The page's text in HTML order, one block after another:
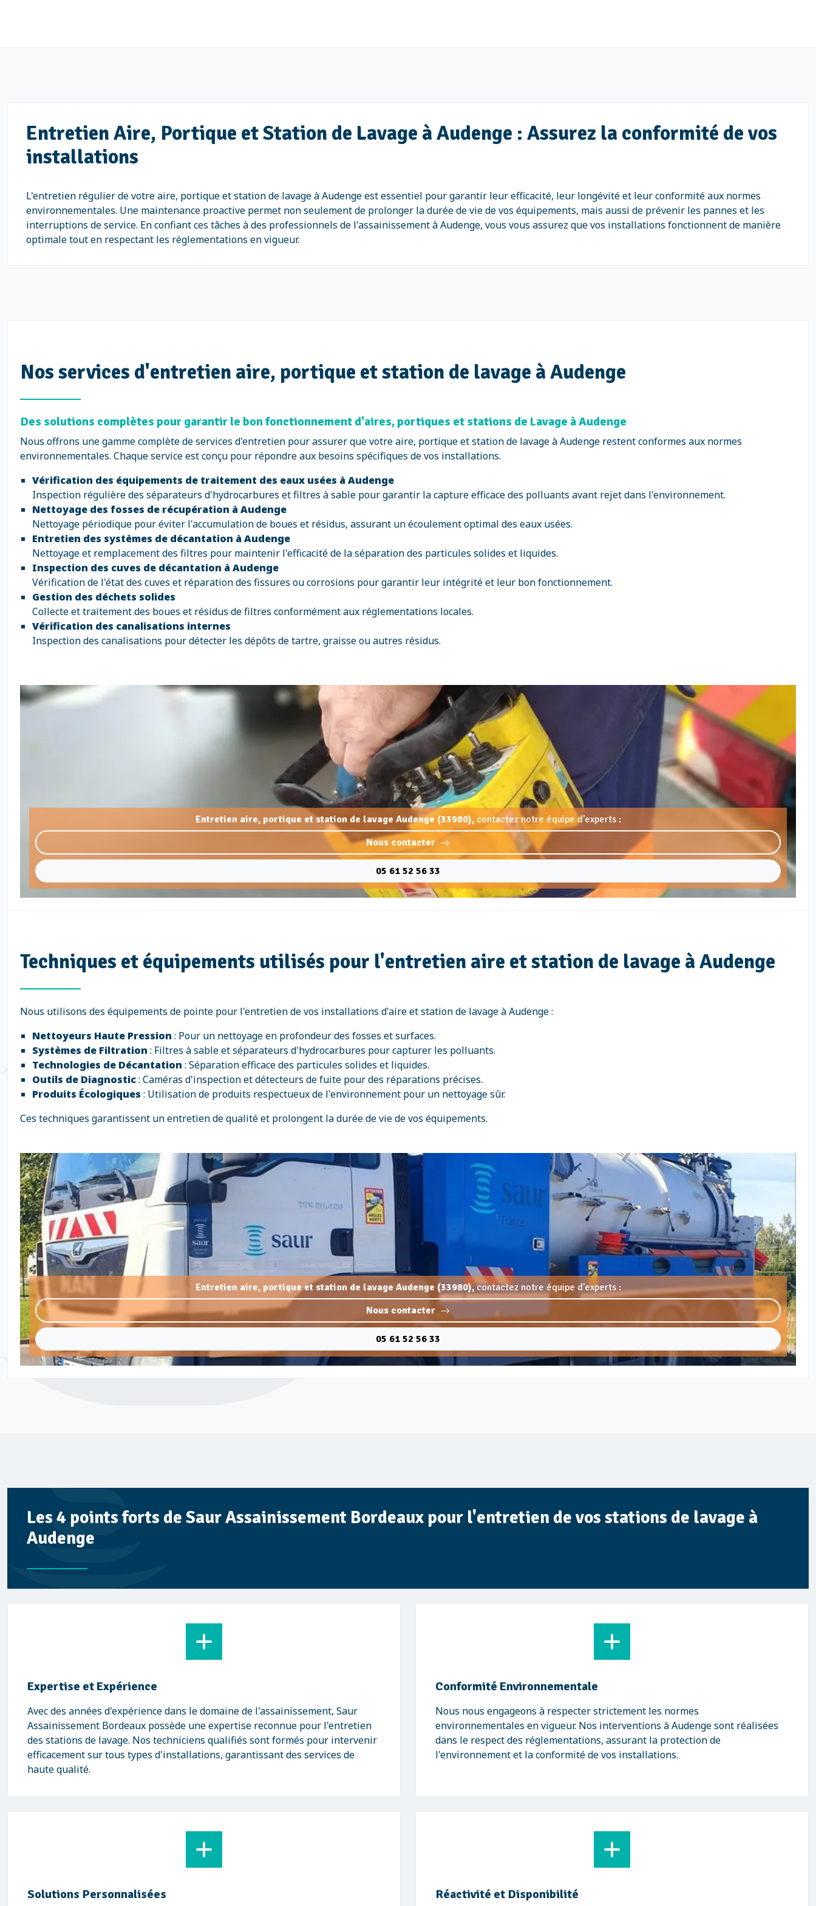
Entretien Aire, Portique et Station de Lavage à Audenge : Assurez la conformité de vos
installations
L'entretien régulier de votre aire, portique et station de lavage à Audenge est essentiel pour garantir leur efficacité, leur longévité et leur conformité aux normes
environnementales. Une maintenance proactive permet non seulement de prolonger la durée de vie de vos équipements, mais aussi de prévenir les pannes et les
interruptions de service. En confiant ces tâches à des professionnels de l'assainissement à Audenge, vous vous assurez que vos installations fonctionnent de manière
optimale tout en respectant les réglementations en vigueur.
Nos services d'entretien aire, portique et station de lavage à Audenge
Des solutions complètes pour garantir le bon fonctionnement d'aires, portiques et stations de Lavage à Audenge
Nous offrons une gamme complète de services d'entretien pour assurer que votre aire, portique et station de lavage à Audenge restent conformes aux normes
environnementales. Chaque service est conçu pour répondre aux besoins spécifiques de vos installations.
Vérification des équipements de traitement des eaux usées à Audenge
Inspection régulière des séparateurs d'hydrocarbures et filtres à sable pour garantir la capture efficace des polluants avant rejet dans l'environnement.
Nettoyage des fosses de récupération à Audenge
Nettoyage périodique pour éviter l'accumulation de boues et résidus, assurant un écoulement optimal des eaux usées.
Entretien des systèmes de décantation à Audenge
Nettoyage et remplacement des filtres pour maintenir l'efficacité de la séparation des particules solides et liquides.
Inspection des cuves de décantation à Audenge
Vérification de l'état des cuves et réparation des fissures ou corrosions pour garantir leur intégrité et leur bon fonctionnement.
Gestion des déchets solides
Collecte et traitement des boues et résidus de filtres conformément aux réglementations locales.
Vérification des canalisations internes
Inspection des canalisations pour détecter les dépôts de tartre, graisse ou autres résidus.
Entretien aire, portique et station de lavage Audenge (33980), contactez notre équipe d'experts :
Nous contacter
05 61 52 56 33
Techniques et équipements utilisés pour l'entretien aire et station de lavage à Audenge
Nous utilisons des équipements de pointe pour l'entretien de vos installations d'aire et station de lavage à Audenge :
Nettoyeurs Haute Pression : Pour un nettoyage en profondeur des fosses et surfaces.
Systèmes de Filtration : Filtres à sable et séparateurs d'hydrocarbures pour capturer les polluants.
Technologies de Décantation : Séparation efficace des particules solides et liquides.
Outils de Diagnostic: Caméras d'inspection et détecteurs de fuite pour des réparations précises.
Produits Écologiques : Utilisation de produits respectueux de l'environnement pour un nettoyage sûr.
Ces techniques garantissent un entretien de qualité et prolongent la durée de vie de vos équipements.
Entretien aire, portique et station de lavage Audenge (33980),contactez notre équipe d'experts :
Nous contacter
05 61 52 56 33
Les 4 points forts de Saur Assainissement Bordeaux pour l'entretien de vos stations de lavage à
Audenge
Expertise et Expérience
Avec des années d'expérience dans le domaine de l'assainissement, Saur
Assainissement Bordeaux possède une expertise reconnue pour l'entretien
des stations de lavage. Nos techniciens qualifiés sont formés pour intervenir
efficacement sur tous types d'installations, garantissant des services de
haute qualité.
Conformité Environnementale
Nous nous engageons à respecter strictement les normes
environnementales en vigueur. Nos interventions à Audenge sont réalisées
dans le respect des réglementations, assurant la protection de
l'environnement et la conformité de vos installations.
Solutions Personnalisées Réactivité et Disponibilité